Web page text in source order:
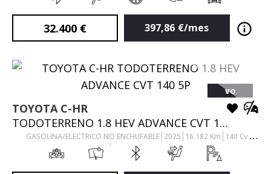
32.400 € 397,86 €/mes
VO
TOYOTA C-HR
TODOTERRENO 1.8 HEV ADVANCE CVT 140 5P
GASOLINA/ELECTRICO NO ENCHUFABLE 2025 16.182Km 140 Cv
AUTOMÁTICO